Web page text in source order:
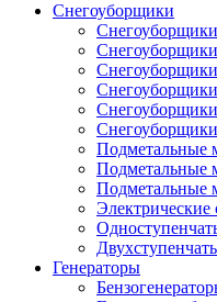
Снегоуборщики
Подметальные
Генераторы